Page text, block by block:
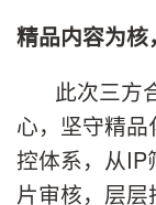
精品内容为
此次三方
心，坚守精
控体系，从IP
片审核，层